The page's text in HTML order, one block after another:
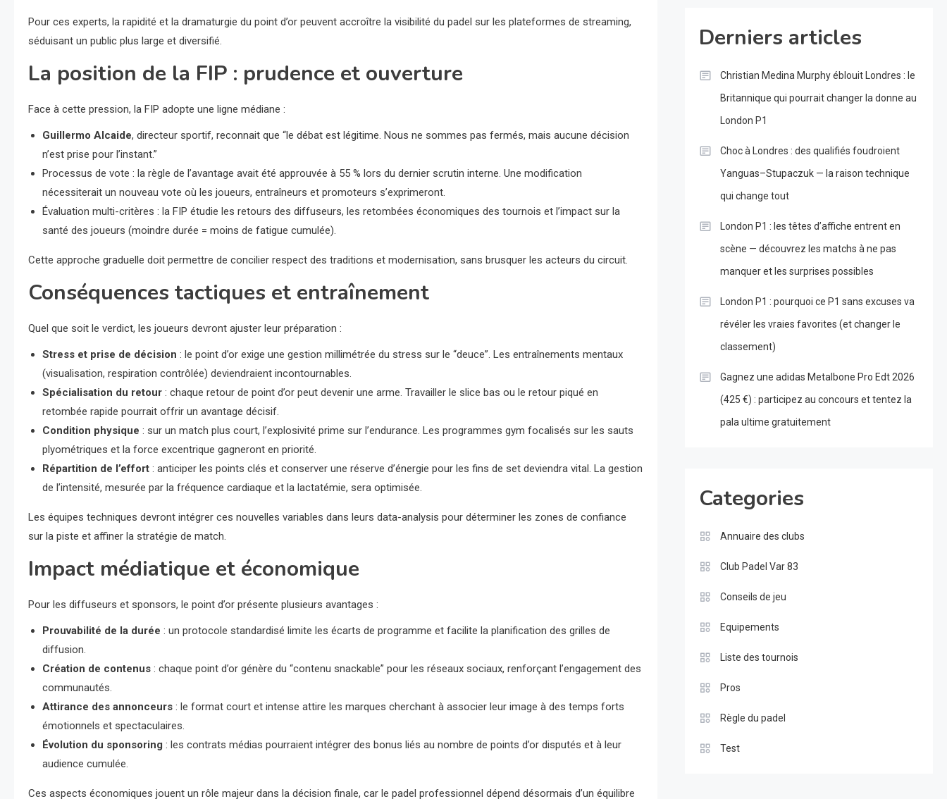
Pour ces experts, la rapidité et la dramaturgie du point d’or peuvent accroître la visibilité du padel sur les plateformes de streaming,
séduisant un public plus large et diversifié.
La position de la FIP : prudence et ouverture
Face à cette pression, la FIP adopte une ligne médiane :
Guillermo Alcaide, directeur sportif, reconnait que “le débat est légitime. Nous ne sommes pas fermés, mais aucune décision
n’est prise pour l’instant.”
Processus de vote : la règle de l’avantage avait été approuvée à 55 % lors du dernier scrutin interne. Une modification
nécessiterait un nouveau vote où les joueurs, entraîneurs et promoteurs s’exprimeront.
Évaluation multi-critères : la FIP étudie les retours des diffuseurs, les retombées économiques des tournois et l’impact sur la
santé des joueurs (moindre durée = moins de fatigue cumulée).
Cette approche graduelle doit permettre de concilier respect des traditions et modernisation, sans brusquer les acteurs du circuit.
Conséquences tactiques et entraînement
Quel que soit le verdict, les joueurs devront ajuster leur préparation :
Stress et prise de décision : le point d’or exige une gestion millimétrée du stress sur le “deuce”. Les entraînements mentaux
(visualisation, respiration contrôlée) deviendraient incontournables.
Spécialisation du retour : chaque retour de point d’or peut devenir une arme. Travailler le slice bas ou le retour piqué en
retombée rapide pourrait offrir un avantage décisif.
Condition physique : sur un match plus court, l’explosivité prime sur l’endurance. Les programmes gym focalisés sur les sauts
plyométriques et la force excentrique gagneront en priorité.
Répartition de l’effort : anticiper les points clés et conserver une réserve d’énergie pour les fins de set deviendra vital. La gestion
de l’intensité, mesurée par la fréquence cardiaque et la lactatémie, sera optimisée.
Les équipes techniques devront intégrer ces nouvelles variables dans leurs data-analysis pour déterminer les zones de confiance
sur la piste et affiner la stratégie de match.
Impact médiatique et économique
Pour les diffuseurs et sponsors, le point d’or présente plusieurs avantages :
Prouvabilité de la durée : un protocole standardisé limite les écarts de programme et facilite la planification des grilles de
diffusion.
Création de contenus : chaque point d’or génère du “contenu snackable” pour les réseaux sociaux, renforçant l’engagement des
communautés.
Attirance des annonceurs : le format court et intense attire les marques cherchant à associer leur image à des temps forts
émotionnels et spectaculaires.
Évolution du sponsoring : les contrats médias pourraient intégrer des bonus liés au nombre de points d’or disputés et à leur
audience cumulée.
Ces aspects économiques jouent un rôle majeur dans la décision finale, car le padel professionnel dépend désormais d’un équilibre
Derniers articles
Christian Medina Murphy éblouit Londres : le
Britannique qui pourrait changer la donne au
London P1
Choc à Londres : des qualifiés foudroient
Yanguas–Stupaczuk — la raison technique
qui change tout
London P1 : les têtes d’affiche entrent en
scène — découvrez les matchs à ne pas
manquer et les surprises possibles
London P1 : pourquoi ce P1 sans excuses va
révéler les vraies favorites (et changer le
classement)
Gagnez une adidas Metalbone Pro Edt 2026
(425 €) : participez au concours et tentez la
pala ultime gratuitement
Categories
Annuaire des clubs
Club Padel Var 83
Conseils de jeu
Equipements
Liste des tournois
Pros
Règle du padel
Test